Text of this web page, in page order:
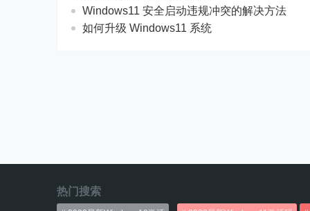
Windows11 安全启动违规冲突的解决方法
如何升级 Windows11 系统
热门搜索